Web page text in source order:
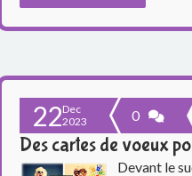
22Dec
2023
0
Des cartes de voeux
Devant le